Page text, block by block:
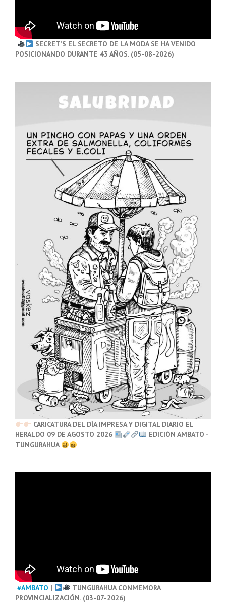
SECRET’S EL SECRETO DE LA MODA SE HA VENIDO
POSICIONANDO DURANTE 43 AÑOS. (05-08-2026)
CARICATURA DEL DÍA IMPRESA Y DIGITAL DIARIO EL
HERALDO 09 DE AGOSTO 2026
EDICIÓN AMBATO -
TUNGURAHUA
#AMBATO |
TUNGURAHUA CONMEMORA
PROVINCIALIZACIÓN. (03-07-2026)